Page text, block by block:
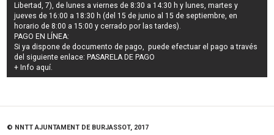
Libertad, 7), de lunes a viernes de 8:30 a 14:30 h y lunes, martes y
jueves de 16:00 a 18:30 h (del 15 de junio al 15 de septiembre, en
horario de 8:00 a 15:00 y cerrado por las tardes).
PAGO EN LÍNEA:
Si ya dispone de documento de pago, puede efectuar el pago a través
del siguiente enlace:PASARELA DE PAGO
+ Info aquí
© NNTT AJUNTAMENT DE BURJASSOT, 2017